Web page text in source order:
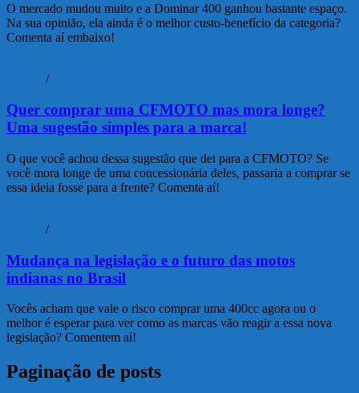
O mercado mudou muito e a Dominar 400 ganhou bastante espaço.
Na sua opinião, ela ainda é o melhor custo-benefício da categoria?
Comenta aí embaixo!
/
Quer comprar uma CFMOTO mas mora longe?
Uma sugestão simples para a marca!
O que você achou dessa sugestão que dei para a CFMOTO? Se
você mora longe de uma concessionária deles, passaria a comprar se
essa ideia fosse para a frente? Comenta aí!
/
Mudança na legislação e o futuro das motos
indianas no Brasil
Vocês acham que vale o risco comprar uma 400cc agora ou o
melhor é esperar para ver como as marcas vão reagir a essa nova
legislação? Comentem aí!
Paginação de posts